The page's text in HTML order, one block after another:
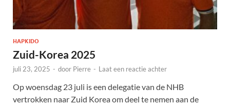
HAPKIDO
Zuid-Korea 2025
juli 23, 2025 - door Pierre - Laat een reactie achter
Op woensdag 23 juli is een delegatie van de NHB
vertrokken naar Zuid Korea om deel te nemen aan de